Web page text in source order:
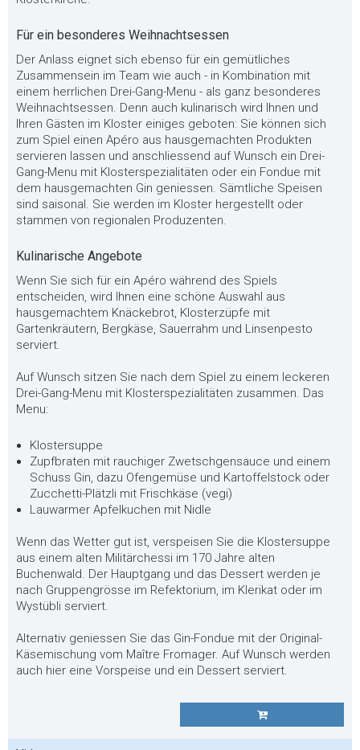
Für ein besonderes Weihnachtsessen
Der Anlass eignet sich ebenso für ein gemütliches
Zusammensein im Team wie auch - in Kombination mit
einem herrlichen Drei-Gang-Menu - als ganz besonderes
Weihnachtsessen. Denn auch kulinarisch wird Ihnen und
Ihren Gästen im Kloster einiges geboten: Sie können sich
zum Spiel einen Apéro aus hausgemachten Produkten
servieren lassen und anschliessend auf Wunsch ein Drei-
Gang-Menu mit Klosterspezialitäten oder ein Fondue mit
dem hausgemachten Gin geniessen. Sämtliche Speisen
sind saisonal. Sie werden im Kloster hergestellt oder
stammen von regionalen Produzenten.
Kulinarische Angebote
Wenn Sie sich für ein Apéro während des Spiels
entscheiden, wird Ihnen eine schöne Auswahl aus
hausgemachtem Knäckebrot, Klosterzüpfe mit
Gartenkräutern, Bergkäse, Sauerrahm und Linsenpesto
serviert.
Auf Wunsch sitzen Sie nach dem Spiel zu einem leckeren
Drei-Gang-Menu mit Klosterspezialitäten zusammen. Das
Menu:
Klostersuppe
Zupfbraten mit rauchiger Zwetschgensauce und einem
Schuss Gin, dazu Ofengemüse und Kartoffelstock oder
Zucchetti-Plätzli mit Frischkäse (vegi)
Lauwarmer Apfelkuchen mit Nidle
Wenn das Wetter gut ist, verspeisen Sie die Klostersuppe
aus einem alten Militärchessi im 170 Jahre alten
Buchenwald. Der Hauptgang und das Dessert werden je
nach Gruppengrösse im Refektorium, im Klerikat oder im
Wystübli serviert.
Alternativ geniessen Sie das Gin-Fondue mit der Original-
Käsemischung vom Maître Fromager. Auf Wunsch werden
auch hier eine Vorspeise und ein Dessert serviert.